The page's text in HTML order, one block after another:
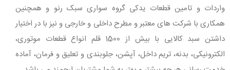
واردات و تامین قطعات یدکی گروه سواری سبک رنو و همچنین
همکاری با شرکت های معتبر و مطرح داخلی و خارجی و نیز با در اختیار
داشتن سبد کالایی با بیش از 1500 قلم انواع قطعات موتوری،
الکترونیکی، بدنه، تریم داخل، آپشن، جلوبندی و تعلیق و فرمان، آماده